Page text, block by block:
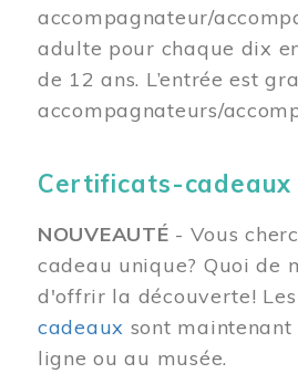
accompagnateur/
adulte pour chaque dix
de 12 ans. L’entrée est
accompagnateurs/
Certificats-cadeaux
NOUVEAUTÉ - Vous
cadeau unique? Quoi de
d'offrir la découverte!
cadeaux sont
ligne ou au musée.